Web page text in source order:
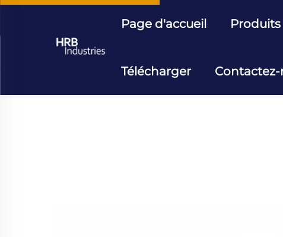
Page d'accueil Produits
Télécharger